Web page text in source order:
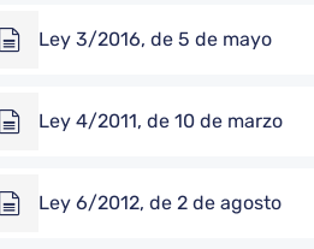
Ley 3/2016, de 5 de mayo
Ley 4/2011, de 10 de marzo
Ley 6/2012, de 2 de agosto